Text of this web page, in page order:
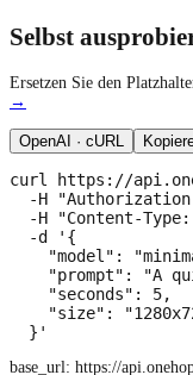
Selbst
Ersetzen Sie den
→
OpenAI · cURL
curl https://
-H
-H "Content-
  -d '{
"model":
"prompt": "A
    "seconds": 5,
"size":
  }'
base_url: https://